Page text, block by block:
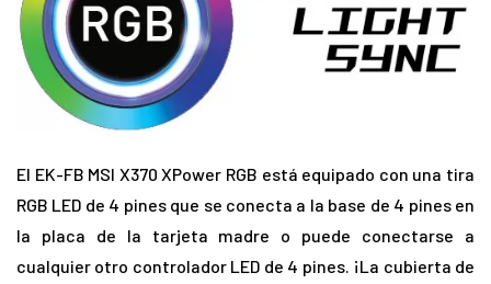
El EK-FB MSI X370 XPower RGB está equipado con una tira
RGB LED de 4 pines que se conecta a la base de 4 pines en
la placa de la tarjeta madre o puede conectarse a
cualquier otro controlador LED de 4 pines. ¡La cubierta de